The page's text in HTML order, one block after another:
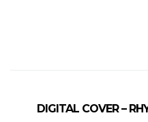
DIGITAL COVER –